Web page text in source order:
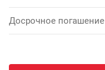
Досрочное погашение